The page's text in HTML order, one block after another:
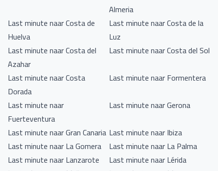
nabijgelegen dorp Sant Joan de Labritja zeker een bezoek
waard. Hier vind je een prachtig wit kerkje en enkele
authentieke Spaanse barretjes.
zoek bent naar een plek waar het nachtleven meer
ontspannen en laid-back is, dan is Portinatx de perfecte
keuze voor jou.
Almeria
Last minute naar Costa de
Huelva
Last minute naar Costa de la
Luz
Last minute naar Costa del
Azahar
Last minute naar Costa del Sol
Last minute naar Costa
Dorada
Last minute naar Formentera
Last minute naar
Fuerteventura
Last minute naar Gerona
Last minute naar Gran Canaria Last minute naar Ibiza
Last minute naar La Gomera Last minute naar La Palma
Last minute naar Lanzarote
Last minute naar Lérida